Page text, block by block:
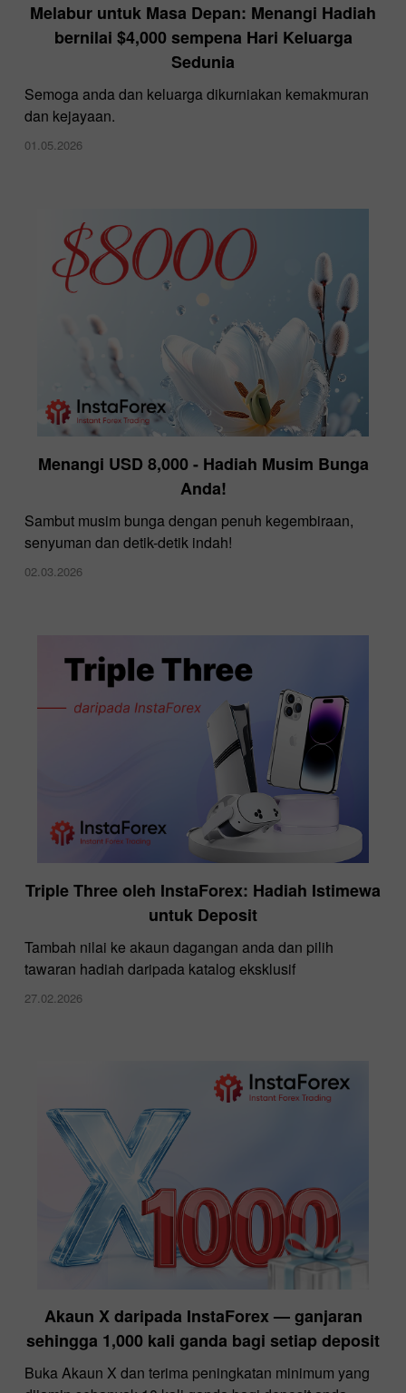
InstaForex di Ekspo Forex Dubai
28.11.2024
Melabur untuk Masa Depan: Menangi Hadiah
bernilai $4,000 sempena Hari Keluarga
Sedunia
Semoga anda dan keluarga dikurniakan kemakmuran
dan kejayaan.
01.05.2026
Menangi USD 8,000 - Hadiah Musim Bunga
Anda!
Sambut musim bunga dengan penuh kegembiraan,
senyuman dan detik-detik indah!
02.03.2026
Triple Three oleh InstaForex: Hadiah Istimewa
untuk Deposit
Tambah nilai ke akaun dagangan anda dan pilih
tawaran hadiah daripada katalog eksklusif
27.02.2026
Akaun X daripada InstaForex — ganjaran
sehingga 1,000 kali ganda bagi setiap deposit
Buka Akaun X dan terima peningkatan minimum yang